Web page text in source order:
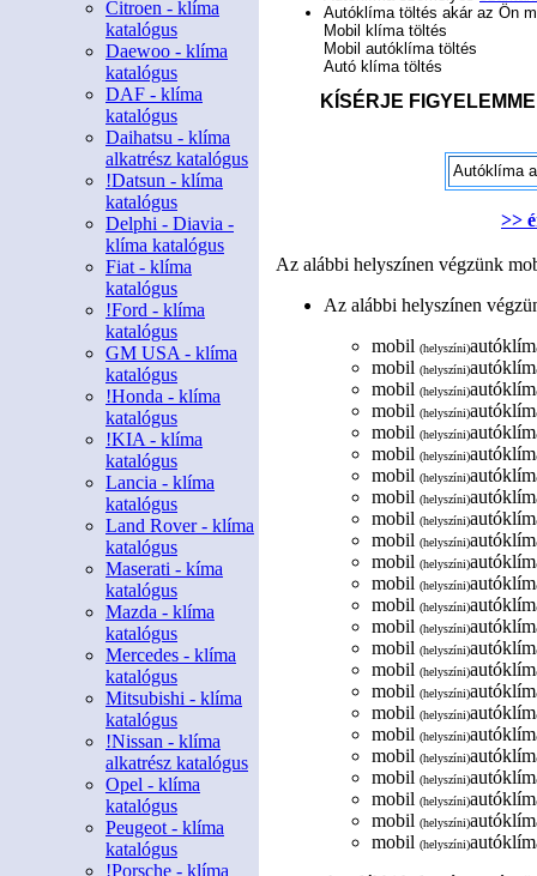
Citroen - klíma
katalógus
Daewoo - klíma
katalógus
DAF - klíma
katalógus
Daihatsu - klíma
alkatrész katalógus
!Datsun - klíma
katalógus
Delphi - Diavia -
klíma katalógus
Fiat - klíma
katalógus
!Ford - klíma
katalógus
GM USA - klíma
katalógus
!Honda - klíma
katalógus
!KIA - klíma
katalógus
Lancia - klíma
katalógus
Land Rover - klíma
katalógus
Maserati - kíma
katalógus
Mazda - klíma
katalógus
Mercedes - klíma
katalógus
Mitsubishi - klíma
katalógus
!Nissan - klíma
alkatrész katalógus
Opel - klíma
katalógus
Peugeot - klíma
katalógus
!Porsche - klíma
Autóklíma töltés akár az Ön
Mobil klíma töltés
Mobil autóklíma töltés
Autó klíma töltés
KÍSÉRJE
Autóklíma
>>
Az alábbi helyszínen végzünk
Az alábbi helyszínen
mobil (helyszíni)
mobil (helyszíni)
mobil (helyszíni)
mobil (helyszíni)
mobil (helyszíni)
mobil (helyszíni)
mobil (helyszíni)
mobil (helyszíni)
mobil (helyszíni)
mobil (helyszíni)
mobil (helyszíni)
mobil (helyszíni)
mobil (helyszíni)
mobil (helyszíni)
mobil (helyszíni)
mobil (helyszíni)
mobil (helyszíni)
mobil (helyszíni)
mobil (helyszíni)
mobil (helyszíni)
mobil (helyszíni)
mobil (helyszíni)
mobil (helyszíni)
mobil (helyszíni)